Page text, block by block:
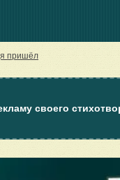
пришёл
своего